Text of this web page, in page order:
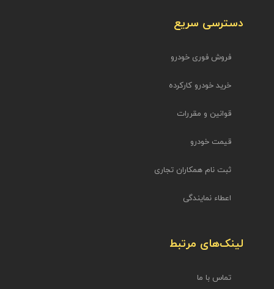
دسترسی سریع
فروش فوری خودرو
خرید خودرو کارکرده
قوانین و مقررات
قیمت خودرو
ثبت نام همکاران تجاری
اعطاء نمایندگی
لینک‌های مرتبط
تماس با ما